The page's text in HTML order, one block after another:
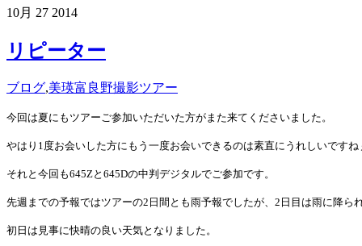
10月 27 2014
リピーター
ブログ,美瑛富良野撮影ツアー
今回は夏にもツアーご参加いただいた方がまた来てくださいました。
やはり1度お会いした方にもう一度お会いできるのは素直にうれしいですね
それと今回も645Zと645Dの中判デジタルでご参加です。
先週までの予報ではツアーの2日間とも雨予報でしたが、2日目は雨に降ら
初日は見事に快晴の良い天気となりました。